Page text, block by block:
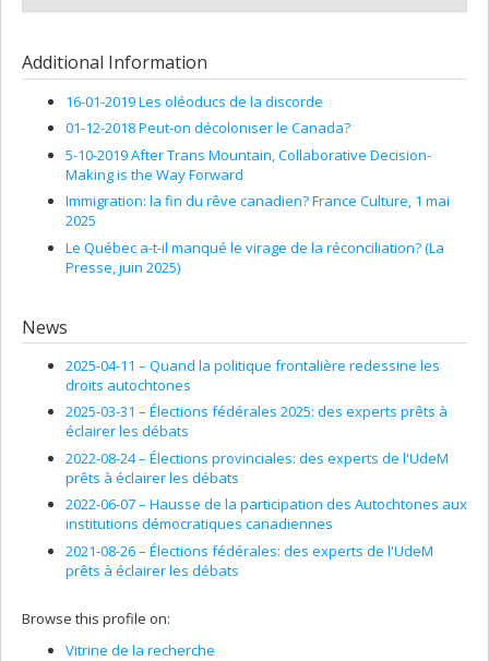
Additional Information
16-01-2019 Les oléoducs de la discorde
01-12-2018 Peut-on décoloniser le Canada?
5-10-2019 After Trans Mountain, Collaborative Decision-
Making is the Way Forward
Immigration: la fin du rêve canadien? France Culture, 1 mai
2025
Le Québec a-t-il manqué le virage de la réconciliation? (La
Presse, juin 2025)
News
2025-04-11 – Quand la politique frontalière redessine les
droits autochtones
2025-03-31 – Élections fédérales 2025: des experts prêts à
éclairer les débats
2022-08-24 – Élections provinciales: des experts de l'UdeM
prêts à éclairer les débats
2022-06-07 – Hausse de la participation des Autochtones aux
institutions démocratiques canadiennes
2021-08-26 – Élections fédérales: des experts de l'UdeM
prêts à éclairer les débats
Browse this profile on:
Vitrine de la recherche